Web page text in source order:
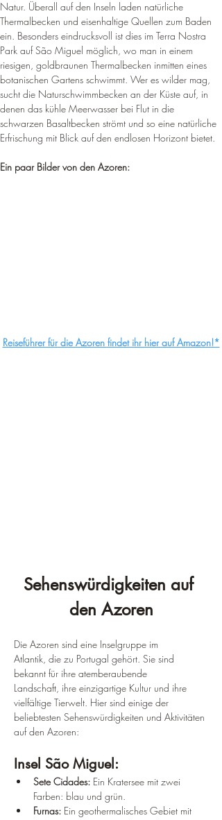
Natur. Überall auf den Inseln laden natürliche
Thermalbecken und eisenhaltige Quellen zum Baden
ein. Besonders eindrucksvoll ist dies im Terra Nostra
Park auf São Miguel möglich, wo man in einem
riesigen, goldbraunen Thermalbecken inmitten eines
botanischen Gartens schwimmt. Wer es wilder mag,
sucht die Naturschwimmbecken an der Küste auf, in
denen das kühle Meerwasser bei Flut in die
schwarzen Basaltbecken strömt und so eine natürliche
Erfrischung mit Blick auf den endlosen Horizont bietet.
Ein paar Bilder von den Azoren:
Reiseführer für die Azoren findet ihr hier auf Amazon!*
Sehenswürdigkeiten auf
den Azoren
Die Azoren sind eine Inselgruppe im
Atlantik, die zu Portugal gehört. Sie sind
bekannt für ihre atemberaubende
Landschaft, ihre einzigartige Kultur und ihre
vielfältige Tierwelt. Hier sind einige der
beliebtesten Sehenswürdigkeiten und Aktivitäten
auf den Azoren:
Insel São Miguel:
Sete Cidades: Ein Kratersee mit zwei
Farben: blau und grün.
Furnas: Ein geothermalisches Gebiet mit